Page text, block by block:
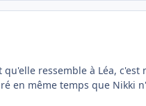
ressemble à Léa, c'est
en même temps que Nikki